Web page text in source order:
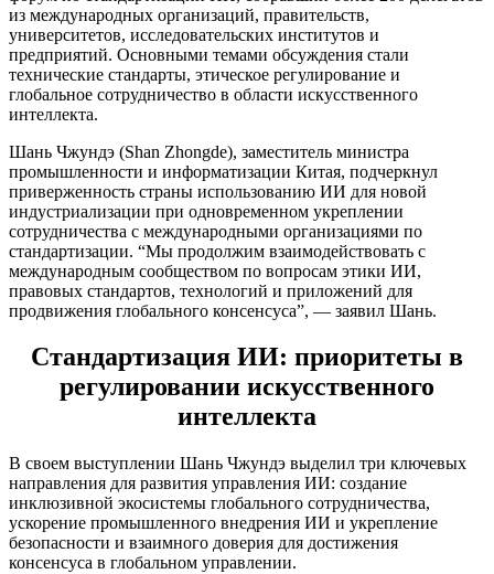
из международных организаций, правительств,
университетов, исследовательских институтов и
предприятий. Основными темами обсуждения стали
технические стандарты, этическое регулирование и
глобальное сотрудничество в области искусственного
интеллекта.
Шань Чжундэ (Shan Zhongde), заместитель министра
промышленности и информатизации Китая, подчеркнул
приверженность страны использованию ИИ для новой
индустриализации при одновременном укреплении
сотрудничества с международными организациями по
стандартизации. “Мы продолжим взаимодействовать с
международным сообществом по вопросам этики ИИ,
правовых стандартов, технологий и приложений для
продвижения глобального консенсуса”, — заявил Шань.
Стандартизация ИИ: приоритеты в
регулировании искусственного
интеллекта
В своем выступлении Шань Чжундэ выделил три ключевых
направления для развития управления ИИ: создание
инклюзивной экосистемы глобального сотрудничества,
ускорение промышленного внедрения ИИ и укрепление
безопасности и взаимного доверия для достижения
консенсуса в глобальном управлении.